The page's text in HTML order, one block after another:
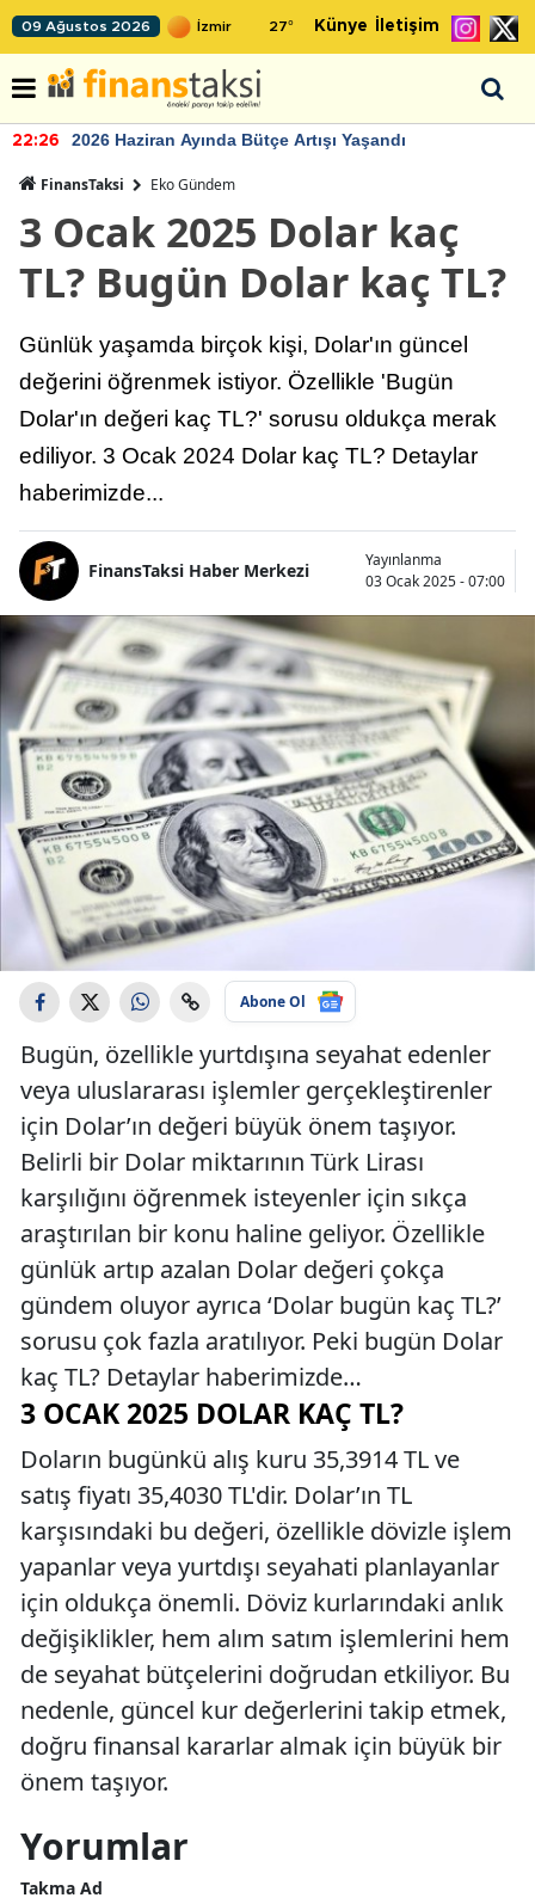
09 Ağustos 2026 27° Künye İletişim
22:26 2026 Haziran Ayında Bütçe Artışı Yaşandı
FinansTaksi Eko Gündem
3 Ocak 2025 Dolar kaç
TL? Bugün Dolar kaç TL?
Günlük yaşamda birçok kişi, Dolar'ın güncel
değerini öğrenmek istiyor. Özellikle 'Bugün
Dolar'ın değeri kaç TL?' sorusu oldukça merak
ediliyor. 3 Ocak 2024 Dolar kaç TL? Detaylar
haberimizde...
FinansTaksi Haber Merkezi
Yayınlanma
03 Ocak 2025 - 07:00
Abone Ol
Bugün, özellikle yurtdışına seyahat edenler
veya uluslararası işlemler gerçekleştirenler
için Dolar’ın değeri büyük önem taşıyor.
Belirli bir Dolar miktarının Türk Lirası
karşılığını öğrenmek isteyenler için sıkça
araştırılan bir konu haline geliyor. Özellikle
günlük artıp azalan Dolar değeri çokça
gündem oluyor ayrıca ‘Dolar bugün kaç TL?’
sorusu çok fazla aratılıyor. Peki bugün Dolar
kaç TL? Detaylar haberimizde…
3 OCAK 2025 DOLAR KAÇ TL?
Doların bugünkü alış kuru 35,3914 TL ve
satış fiyatı 35,4030 TL'dir. Dolar’ın TL
karşısındaki bu değeri, özellikle dövizle işlem
yapanlar veya yurtdışı seyahati planlayanlar
için oldukça önemli. Döviz kurlarındaki anlık
değişiklikler, hem alım satım işlemlerini hem
de seyahat bütçelerini doğrudan etkiliyor. Bu
nedenle, güncel kur değerlerini takip etmek,
doğru finansal kararlar almak için büyük bir
önem taşıyor.
Yorumlar
Takma Ad